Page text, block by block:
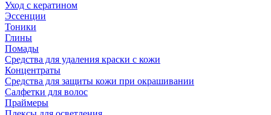
Уход с кератином
Эссенции
Тоники
Глины
Помады
Средства для удаления краски с кожи
Концентраты
Средства для защиты кожи при окрашивании
Салфетки для волос
Праймеры